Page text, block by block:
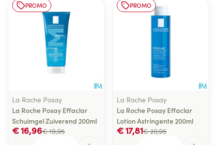
PROMO
La Roche Posay
La Roche Posay Effaclar
Schuimgel Zuiverend 200ml
€ 19,95
€ 16,96
PROMO
La Roche Posay
La Roche Posay Effaclar
Lotion Astringente 200ml
€ 20,95
€ 17,81